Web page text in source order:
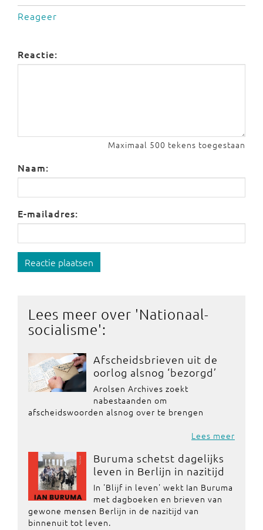
Reageer
Reactie:
Maximaal 500 tekens toegestaan
Naam:
E-mailadres:
Reactie plaatsen
Lees meer over 'Nationaal-
socialisme':
Afscheidsbrieven uit de
oorlog alsnog ‘bezorgd’
Arolsen Archives zoekt
nabestaanden om
afscheidswoorden alsnog over te brengen
Lees meer
Buruma schetst dagelijks
leven in Berlijn in nazitijd
In 'Blijf in leven' wekt Ian Buruma
met dagboeken en brieven van
gewone mensen Berlijn in de nazitijd van
binnenuit tot leven.